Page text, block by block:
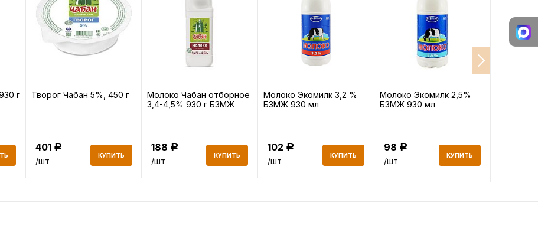
г
Творог Чабан 5%, 450 г
401 Р
/шт
КУПИТЬ
Молоко Чабан отборное
3,4-4,5% 930 г БЗМЖ
188 Р
/шт
КУПИТЬ
Молоко Экомилк 3,2 %
БЗМЖ 930 мл
102 Р
/шт
КУПИТЬ
Молоко Экомилк 2,5%
БЗМЖ 930 мл
98 Р
/шт
КУПИТЬ